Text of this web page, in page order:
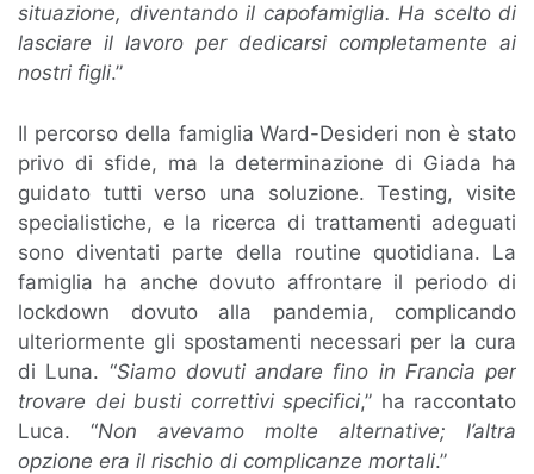
situazione, diventando il capofamiglia. Ha scelto di
lasciare il lavoro per dedicarsi completamente ai
nostri figli.”
Il percorso della famiglia Ward-Desideri non è stato
privo di sfide, ma la determinazione di Giada ha
guidato tutti verso una soluzione. Testing, visite
specialistiche, e la ricerca di trattamenti adeguati
sono diventati parte della routine quotidiana. La
famiglia ha anche dovuto affrontare il periodo di
lockdown dovuto alla pandemia, complicando
ulteriormente gli spostamenti necessari per la cura
di Luna. “Siamo dovuti andare fino in Francia per
trovare dei busti correttivi specifici,” ha raccontato
Luca. “Non avevamo molte alternative; l’altra
opzione era il rischio di complicanze mortali.”